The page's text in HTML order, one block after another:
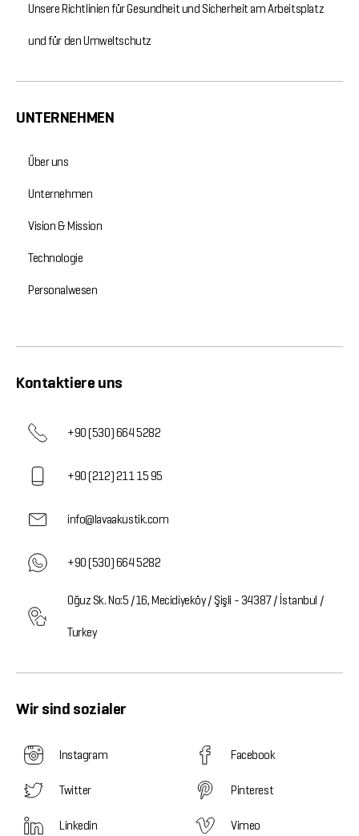
Unsere Richtlinien für Gesundheit und Sicherheit am Arbeitsplatz
und für den Umweltschutz
UNTERNEHMEN
Über uns
Unternehmen
Vision & Mission
Technologie
Personalwesen
Kontaktiere uns
+90 (530) 664 5282
+90 (212) 211 15 95
info@lavaakustik.com
+90 (530) 664 5282
Oğuz Sk. No:5 /16, Mecidiyeköy / Şişli - 34387 / İstanbul /
Turkey
Wir sind sozialer
Instagram Facebook
Twitter Pinterest
Linkedin Vimeo